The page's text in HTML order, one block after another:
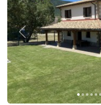
Anterior